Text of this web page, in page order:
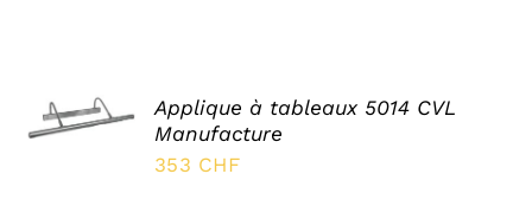
OPTIONS
Applique à tableaux 5014 CVL
Manufacture
353 CHF